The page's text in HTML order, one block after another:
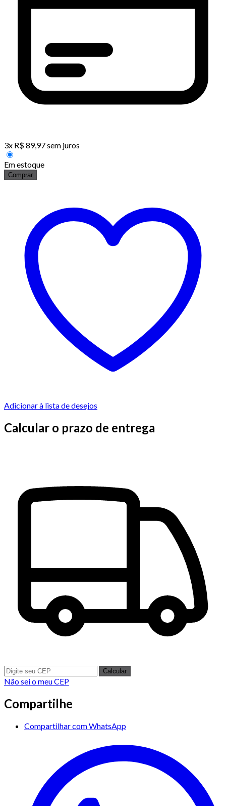
3x R$89,97sem juros
Em estoque
Comprar
Adicionar à lista de desejos
Calcular o prazo de entrega
Calcular
Não sei o meu CEP
Compartilhe
Compartilhar com WhatsApp